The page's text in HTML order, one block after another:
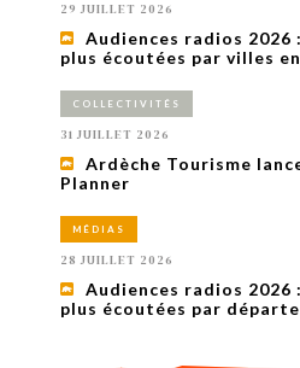
29 JUILLET 2026
Audiences radios
plus écoutées par villes
COLLECTIVITÉS
31 JUILLET 2026
Ardèche Tourisme
Planner
MÉDIAS
28 JUILLET 2026
Audiences radios
plus écoutées par